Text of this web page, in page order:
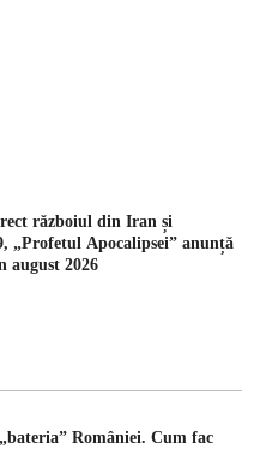
războiul din Iran și
„Profetul Apocalipsei” anunță
august 2026
României. Cum fac